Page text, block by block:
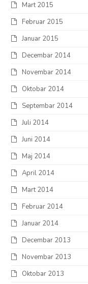
Mart 2015
Februar 2015
Januar 2015
Decembar 2014
Novembar 2014
Oktobar 2014
Septembar 2014
Juli 2014
Juni 2014
Maj 2014
April 2014
Mart 2014
Februar 2014
Januar 2014
Decembar 2013
Novembar 2013
Oktobar 2013